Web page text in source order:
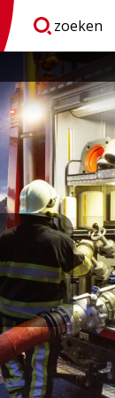
zoeken